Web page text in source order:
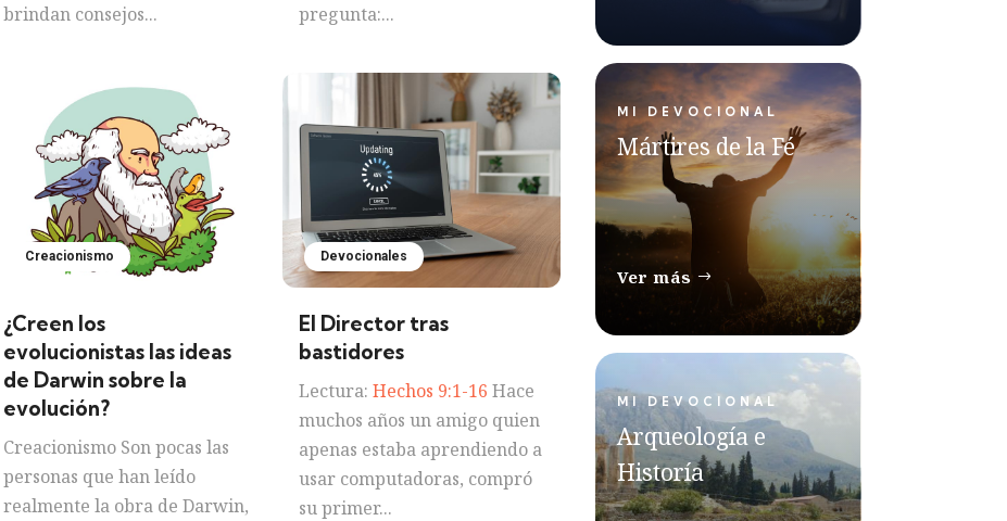
brindan consejos...
pregunta:...
Creacionismo
¿Creen los
evolucionistas las ideas
de Darwin sobre la
evolución?
Creacionismo Son pocas las
personas que han leído
realmente la obra de Darwin,
Devocionales
El Director tras
bastidores
Lectura: Hechos 9:1-16 Hace
muchos años un amigo quien
apenas estaba aprendiendo a
usar computadoras, compró
su primer...
MI DEVOCIONAL
Mártires de la Fé
Ver más
MI DEVOCIONAL
Arqueología e
Historía